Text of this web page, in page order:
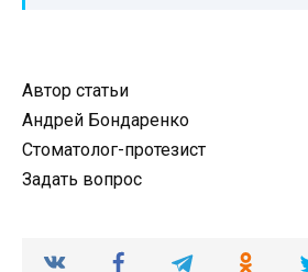
Автор статьи
Андрей Бондаренко
Стоматолог-протезист
Задать вопрос